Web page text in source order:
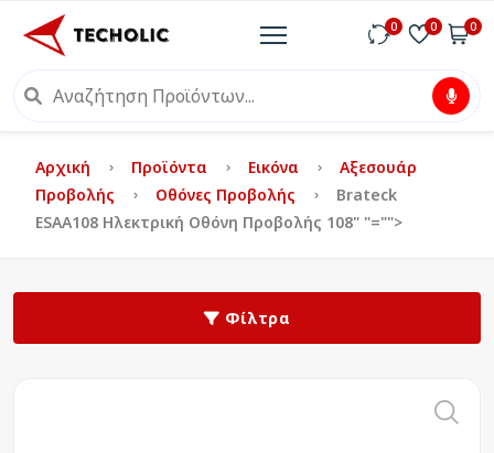
0 0 0
Αρχική Προϊόντα Εικόνα
Αξεσουάρ
Προβολής
Οθόνες Προβολής
Brateck
ΕSAA108 Ηλεκτρική Οθόνη Προβολής 108" "="">
Φίλτρα